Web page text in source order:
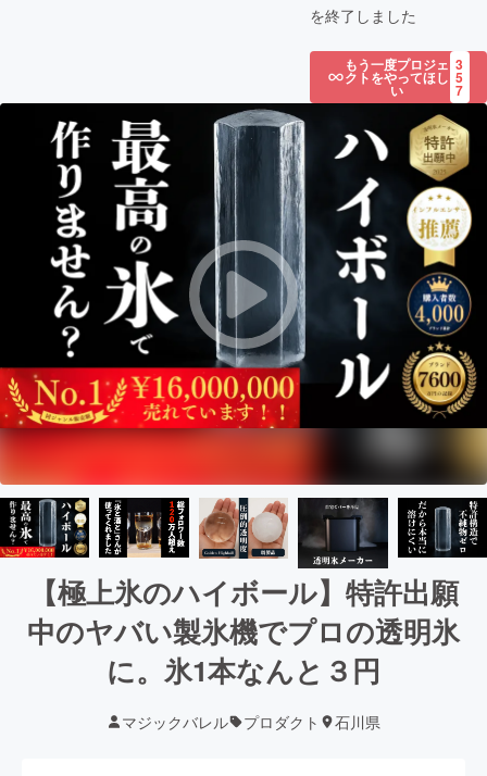
を終了しました
もう一度プロジェ
クトをやってほし
い
3
5
7
【極上氷のハイボール】特許出願
中のヤバい製氷機でプロの透明氷
に。氷1本なんと３円
マジックバレル プロダクト 石川県